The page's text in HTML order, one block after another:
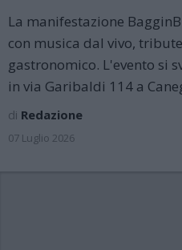
La manifestazione
con musica dal vivo,
gastronomico. L'evento si
in via Garibaldi 114 a
di Redazione
07 Luglio 2026